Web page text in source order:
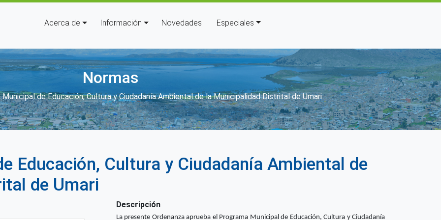
Navegación principal
Acerca de Información Novedades Especiales
Normas
de ayuda a la navegación
Municipal de Educación, Cultura y Ciudadanía Ambiental de la Municipalidad Distrital de Umari
Educación, Cultura y Ciudadanía Ambiental de
de Umari
Descripción
La presente Ordenanza aprueba el Programa Municipal de Educación, Cultura y Ciudadanía